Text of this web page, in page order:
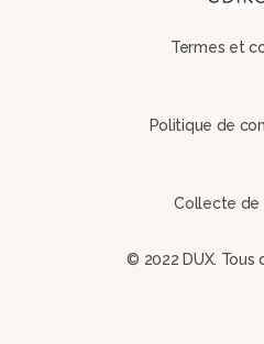
Termes et
Politique de
Collecte de
© 2022 DUX. Tous